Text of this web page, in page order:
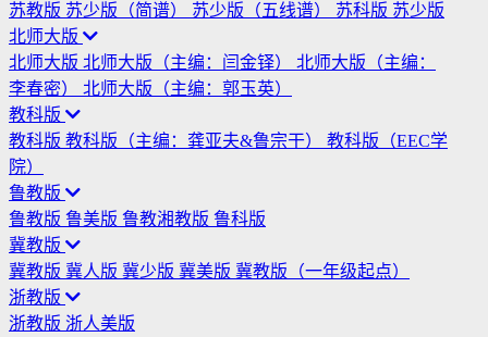
苏教版 苏少版（简谱） 苏少版（五线谱） 苏科版 苏少版
北师大版
北师大版 北师大版（主编：闫金铎） 北师大版（主编：
李春密） 北师大版（主编：郭玉英）
教科版
教科版 教科版（主编：龚亚夫&鲁宗干） 教科版（EEC学
院）
鲁教版
鲁教版 鲁美版 鲁教湘教版 鲁科版
冀教版
冀教版 冀人版 冀少版 冀美版 冀教版（一年级起点）
浙教版
浙教版 浙人美版